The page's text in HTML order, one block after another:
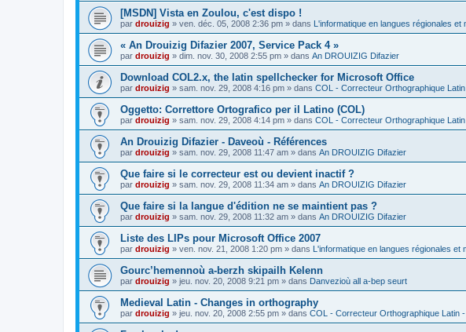
[MSDN] Vista en Zoulou, c'est dispo !
par drouizig » ven. déc. 05, 2008 2:36 pm » dans L'informatique en langues régionales et
« An Drouizig Difazier 2007, Service Pack 4 »
par drouizig » dim. nov. 30, 2008 2:55 pm » dans An DROUIZIG Difazier
Download COL2.x, the latin spellchecker for Microsoft Office
par drouizig » sam. nov. 29, 2008 4:16 pm » dans COL - Correcteur Orthographique
Oggetto: Correttore Ortografico per il Latino (COL)
par drouizig » sam. nov. 29, 2008 4:14 pm » dans COL - Correcteur Orthographique
An Drouizig Difazier - Daveoù - Références
par drouizig » sam. nov. 29, 2008 11:47 am » dans An DROUIZIG Difazier
Que faire si le correcteur est ou devient inactif ?
par drouizig » sam. nov. 29, 2008 11:34 am » dans An DROUIZIG Difazier
Que faire si la langue d'édition ne se maintient pas ?
par drouizig » sam. nov. 29, 2008 11:32 am » dans An DROUIZIG Difazier
Liste des LIPs pour Microsoft Office 2007
par drouizig » ven. nov. 21, 2008 1:20 pm » dans L'informatique en langues régionales et
Gourc’hemennoù a-berzh skipailh Kelenn
par drouizig » jeu. nov. 20, 2008 9:21 pm » dans Danvezioù all a-bep seurt
Medieval Latin - Changes in orthography
par drouizig » jeu. nov. 20, 2008 2:55 pm » dans COL - Correcteur Orthographique Latin